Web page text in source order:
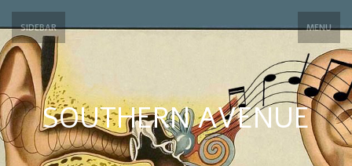
SIDEBAR MENU
SOUTHERN AVENUE